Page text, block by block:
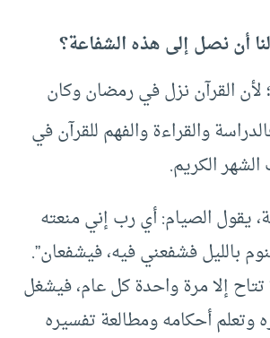
أن نصل إلى هذه الشفاعة؟
القرآن نزل في رمضان وكان
والقراءة والفهم للقرآن في
الكريم.
يقول الصيام: أي رب إني منعته
بالليل فشفعني فيه، فيشفعان”.
إلا مرة واحدة كل عام، فيشغل
وتعلم أحكامه ومطالعة تفسيره